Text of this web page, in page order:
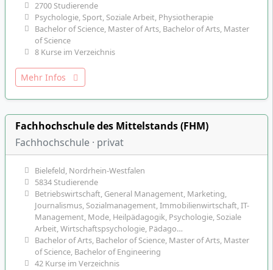
2700 Studierende
Psychologie, Sport, Soziale Arbeit, Physiotherapie
Bachelor of Science, Master of Arts, Bachelor of Arts, Master
of Science
8 Kurse im Verzeichnis
Mehr Infos
Fachhochschule des Mittelstands (FHM)
Fachhochschule · privat
Bielefeld, Nordrhein-Westfalen
5834 Studierende
Betriebswirtschaft, General Management, Marketing,
Journalismus, Sozialmanagement, Immobilienwirtschaft, IT-
Management, Mode, Heilpädagogik, Psychologie, Soziale
Arbeit, Wirtschaftspsychologie, Pädago…
Bachelor of Arts, Bachelor of Science, Master of Arts, Master
of Science, Bachelor of Engineering
42 Kurse im Verzeichnis